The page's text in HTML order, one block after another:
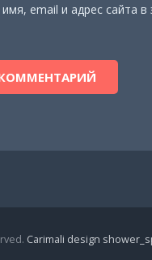
email и адрес сайта
Carimali design